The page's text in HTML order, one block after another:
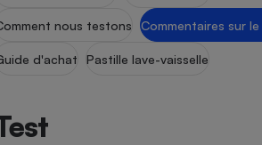
nous testons Commentaires sur
d'achat Pastille lave-vaisselle